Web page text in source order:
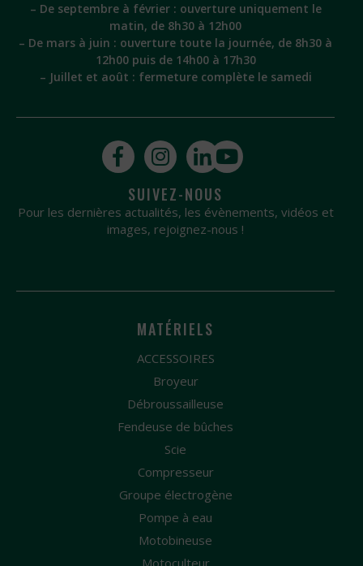
– De septembre à février : ouverture uniquement le
matin, de 8h30 à 12h00
– De mars à juin : ouverture toute la journée, de 8h30 à
12h00 puis de 14h00 à 17h30
– Juillet et août : fermeture complète le samedi
SUIVEZ-NOUS
Pour les dernières actualités, les évènements, vidéos et
images, rejoignez-nous !
MATÉRIELS
ACCESSOIRES
Broyeur
Débroussailleuse
Fendeuse de bûches
Scie
Compresseur
Groupe électrogène
Pompe à eau
Motobineuse
Motoculteur